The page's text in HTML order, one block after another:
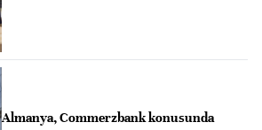
Almanya, Commerzbank konusunda